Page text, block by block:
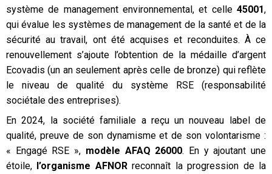
système de management environnemental, et celle 45001,
qui évalue les systèmes de management de la santé et de la
sécurité au travail, ont été acquises et reconduites. À ce
renouvellement s’ajoute l’obtention de la médaille d’argent
Ecovadis (un an seulement après celle de bronze) qui reflète
le niveau de qualité du système RSE (responsabilité
sociétale des entreprises).
En 2024, la société familiale a reçu un nouveau label de
qualité, preuve de son dynamisme et de son volontarisme :
« Engagé RSE », modèle AFAQ 26000. En y ajoutant une
étoile, l’organisme AFNORreconnaît la progression de la